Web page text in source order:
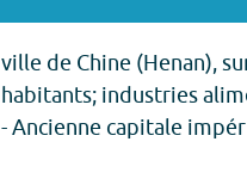
ville de Chine (Henan),
habitants; industries
- Ancienne capitale